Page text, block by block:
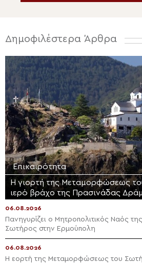
Δημοφιλέστερα Άρθρα
Επικαιρότητα
Η γιορτή της Μεταμορφώσεως
ιερό βράχο της Πρασινάδας
06.08.2026
Πανηγυρίζει ο Μητροπολιτικός Ναός
Σωτήρος στην Ερμούπολη
06.08.2026
Η εορτή της Μεταμορφώσεως του